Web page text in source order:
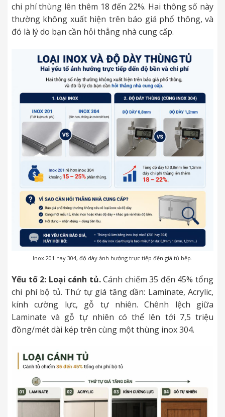
chi phí thùng lên thêm 18 đến 22%. Hai thông số này
thường không xuất hiện trên báo giá phổ thông, và
đó là lý do bạn cần hỏi thẳng nhà cung cấp.
Inox 201 hay 304, độ dày ảnh hưởng trực tiếp đến giá tủ bếp.
Yếu tố 2: Loại cánh tủ.Cánh chiếm 35 đến 45% tổng
chi phí bộ tủ. Thứ tự giá tăng dần: Laminate, Acrylic,
kính cường lực, gỗ tự nhiên. Chênh lệch giữa
Laminate và gỗ tự nhiên có thể lên tới 7,5 triệu
đồng/mét dài kép trên cùng một thùng inox 304.